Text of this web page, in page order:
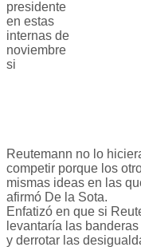
presidente
en estas
internas de
noviembre
si
Reutemann no lo
competir porque los
mismas ideas en las
afirmó De la Sota.
Enfatizó en que si
levantaría las
y derrotar las